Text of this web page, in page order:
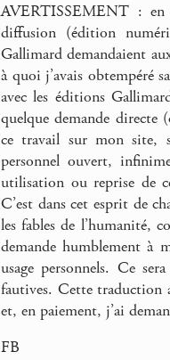
AVERTISSEMENT :
diffusion (édition
Gallimard demandaient
à quoi j’avais obtempéré
avec les éditions
quelque demande directe
ce travail sur mon site,
personnel ouvert,
utilisation ou reprise de
C’est dans cet esprit de
les fables de l’humanité,
demande humblement à
usage personnels. Ce
fautives. Cette traduction
et, en paiement, j’ai
FB